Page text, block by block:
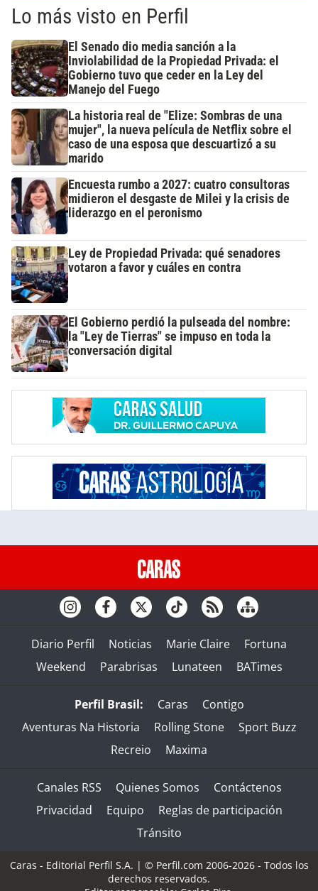
Lo más visto en Perfil
El Senado dio media sanción a la
Inviolabilidad de la Propiedad Privada: el
Gobierno tuvo que ceder en la Ley del
Manejo del Fuego
La historia real de "Elize: Sombras de una
mujer", la nueva película de Netflix sobre el
caso de una esposa que descuartizó a su
marido
Encuesta rumbo a 2027: cuatro consultoras
midieron el desgaste de Milei y la crisis de
liderazgo en el peronismo
Ley de Propiedad Privada: qué senadores
votaron a favor y cuáles en contra
El Gobierno perdió la pulseada del nombre:
la "Ley de Tierras" se impuso en toda la
conversación digital
Diario Perfil Noticias Marie Claire
Fortuna
Weekend
Parabrisas Lunateen BATimes
Perfil Brasil: Caras
Contigo
Aventuras Na Historia
Rolling Stone
Sport Buzz
Recreio
Maxima
Canales RSS Quienes Somos
Contáctenos
Privacidad
Equipo
Reglas de participación
Tránsito
Caras - Editorial Perfil S.A. | © Perfil.com 2006-2026 - Todos los
derechos reservados.